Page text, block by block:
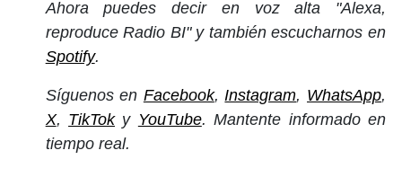
Ahora puedes decir en voz alta "Alexa,
reproduce Radio BI" y también escucharnos en
Spotify.
Síguenos en Facebook, Instagram, WhatsApp,
X, TikToky YouTube. Mantente informado en
tiempo real.